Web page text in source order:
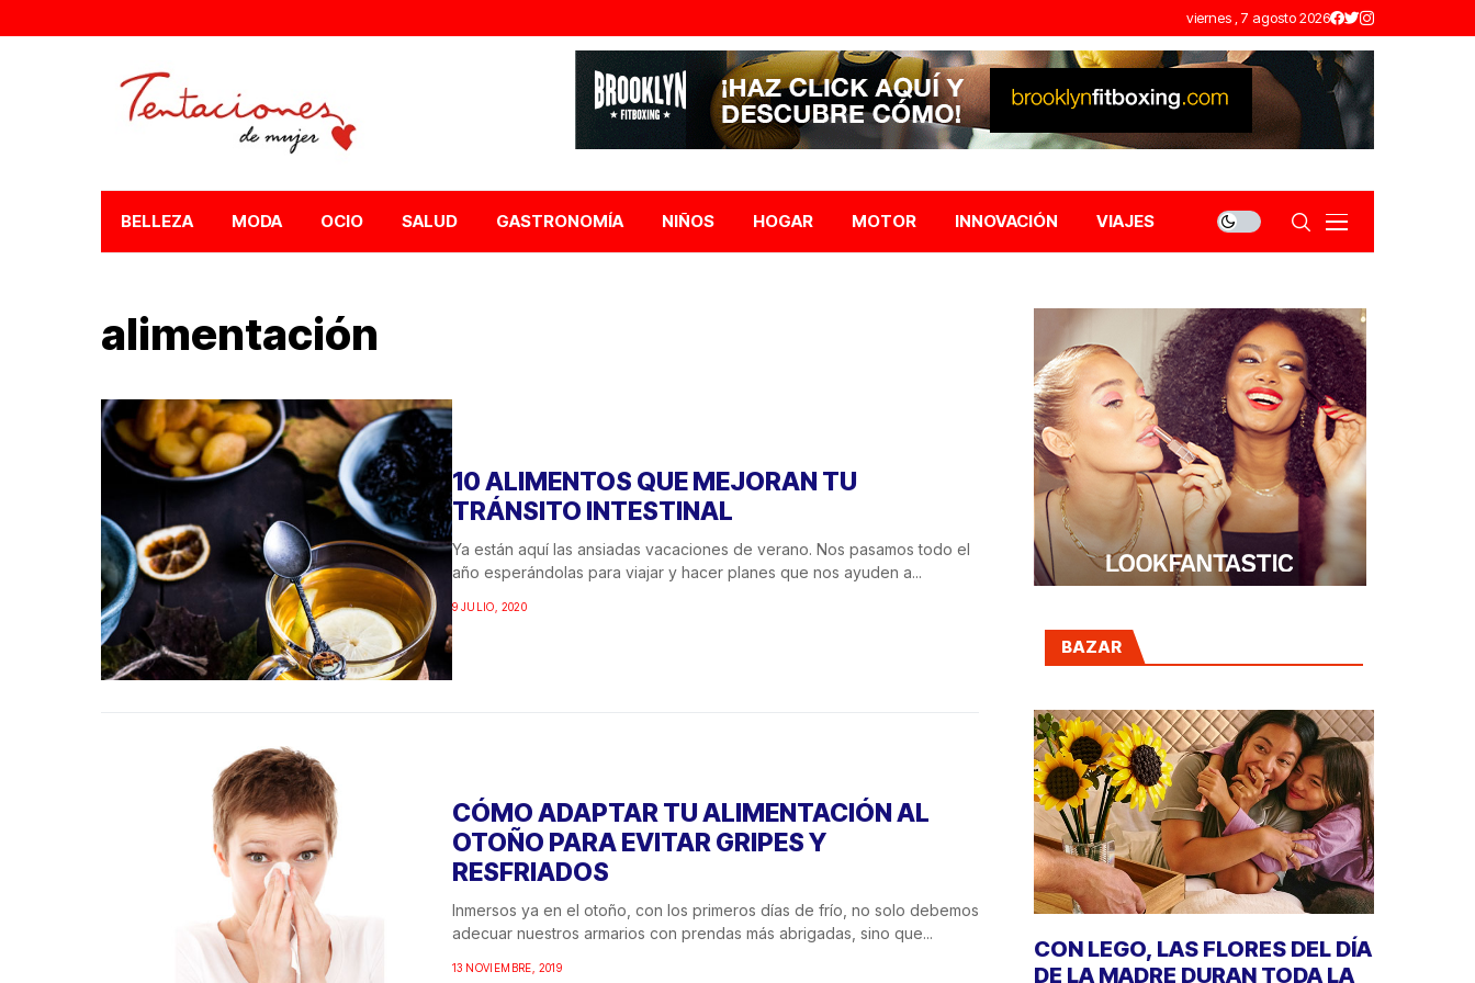
viernes , 7 agosto 2026
BELLEZA MODA OCIO SALUD GASTRONOMÍA NIÑOS HOGAR MOTOR INNOVACIÓN VIAJES
alimentación
10 ALIMENTOS QUE MEJORAN TU
TRÁNSITO INTESTINAL
Ya están aquí las ansiadas vacaciones de verano. Nos pasamos todo el
año esperándolas para viajar y hacer planes que nos ayuden a...
9 JULIO, 2020
CÓMO ADAPTAR TU ALIMENTACIÓN AL
OTOÑO PARA EVITAR GRIPES Y
RESFRIADOS
Inmersos ya en el otoño, con los primeros días de frío, no solo debemos
adecuar nuestros armarios con prendas más abrigadas, sino que...
13 NOVIEMBRE, 2019
BAZAR
CON LEGO, LAS FLORES DEL DÍA
DE LA MADRE DURAN TODA LA